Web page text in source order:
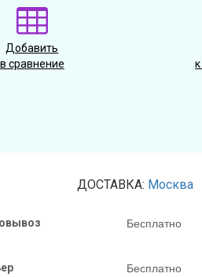
Добавить
в сравнение
ДОСТАВКА: Москва
Бесплатно
Бесплатно